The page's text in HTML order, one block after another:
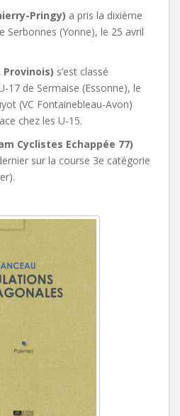
Pringy) a pris la dixième
Serbonnes (Yonne), le 25 avril
s’est classé
17 de Sermaise (Essonne), le
(VC Fontainebleau-Avon)
chez les U-15.
Cyclistes Echappée 77)
sur la course 3e catégorie